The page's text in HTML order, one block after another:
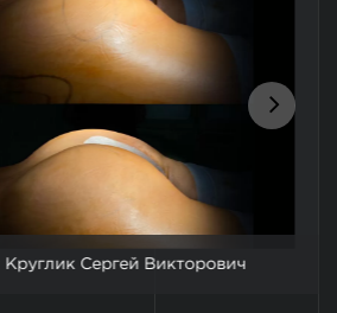
Круглик Сергей Викторович